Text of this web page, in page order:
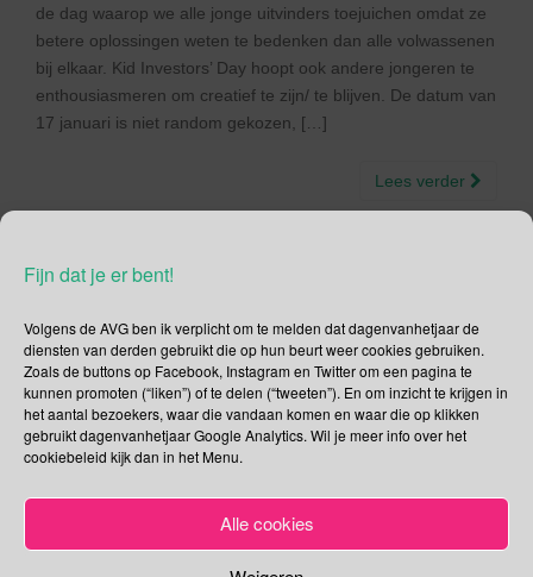
Fijn dat je er bent!
Volgens de AVG ben ik verplicht om te melden dat dagenvanhetjaar de
diensten van derden gebruikt die op hun beurt weer cookies gebruiken.
Zoals de buttons op Facebook, Instagram en Twitter om een pagina te
kunnen promoten (“liken”) of te delen (“tweeten”). En om inzicht te krijgen in
het aantal bezoekers, waar die vandaan komen en waar die op klikken
gebruikt dagenvanhetjaar Google Analytics. Wil je meer info over het
cookiebeleid kijk dan in het Menu.
Alle cookies
de dag waarop we alle jonge uitvinders toejuichen omdat ze
betere oplossingen weten te bedenken dan alle volwassenen
bij elkaar. Kid Investors’ Day hoopt ook andere jongeren te
enthousiasmeren om creatief te zijn/ te blijven. De datum van
17 januari is niet random gekozen, […]
Lees verder
Social Media
Je kunt me volgen op
Zoeken